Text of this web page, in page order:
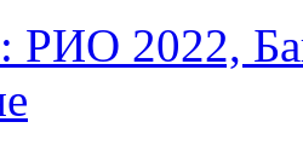
2022,